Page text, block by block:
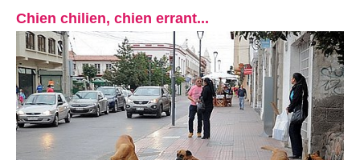
Chien chilien, chien errant...